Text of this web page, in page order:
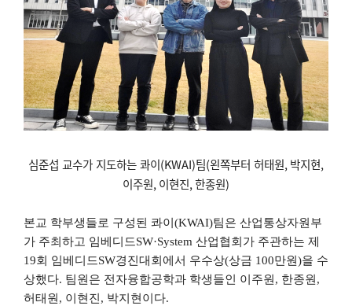
심준섭 교수가 지도하는 콰이(KWAI)팀(왼쪽부터 허태원,박지현,
이주원,이현진,한종원)
본교 학부생들로 구성된 콰이 (KWAI)팀은 산업통상자원부
가 주최하고 임베디드SW·System 산업협회가 주관하는 제
19회 임베디드SW경진대회에서 우수상(상금 100만원)을 수
상했다. 팀원은 전자융합공학과 학생들인 이주원, 한종원,
허태원, 이현진, 박지현이다.